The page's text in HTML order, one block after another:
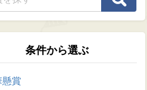
条件から選ぶ
賞